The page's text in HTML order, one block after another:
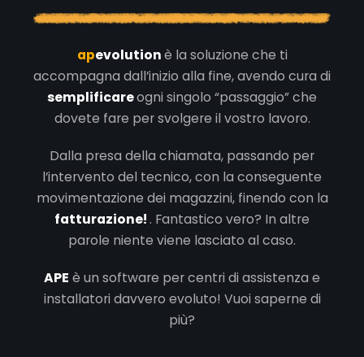
apevolutionè la soluzione che ti
accompagna dall’inizio alla fine, avendo cura di
semplificareogni singolo “passaggio” che
dovete fare per svolgere il vostro lavoro.
Dalla presa della chiamata, passando per
l’intervento del tecnico, con la conseguente
movimentazione dei magazzini, finendo con la
fatturazione!. Fantastico vero? In altre
parole niente viene lasciato al caso.
APE è un software per centri di assistenza e
installatori davvero evoluto! Vuoi saperne di
più?